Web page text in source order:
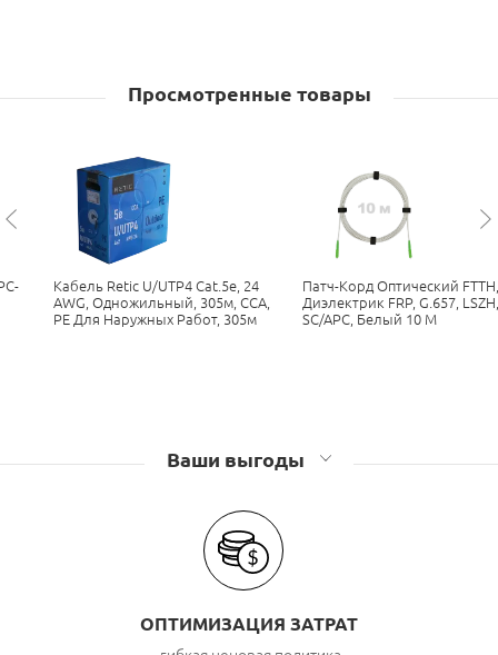
Кабель UTP 4 пары Eurolan
Кабель UTP 4 пары SYSTIMAX
Кабель UTP 4 пары Cadena
Кабель UTP 4 пары Original
Кабель UTP 4 пары ParLan
Просмотренные товары
Кабель Retic U/UTP4 Cat.5e, 24
AWG, Одножильный, 305м, CCA,
PE Для Наружных Работ, 305м
Патч-Корд Оптический FTTH,
Диэлектрик FRP, G.657,
SC/APC, Белый 10 М
Ваши выгоды
ОПТИМИЗАЦИЯ ЗАТРАТ